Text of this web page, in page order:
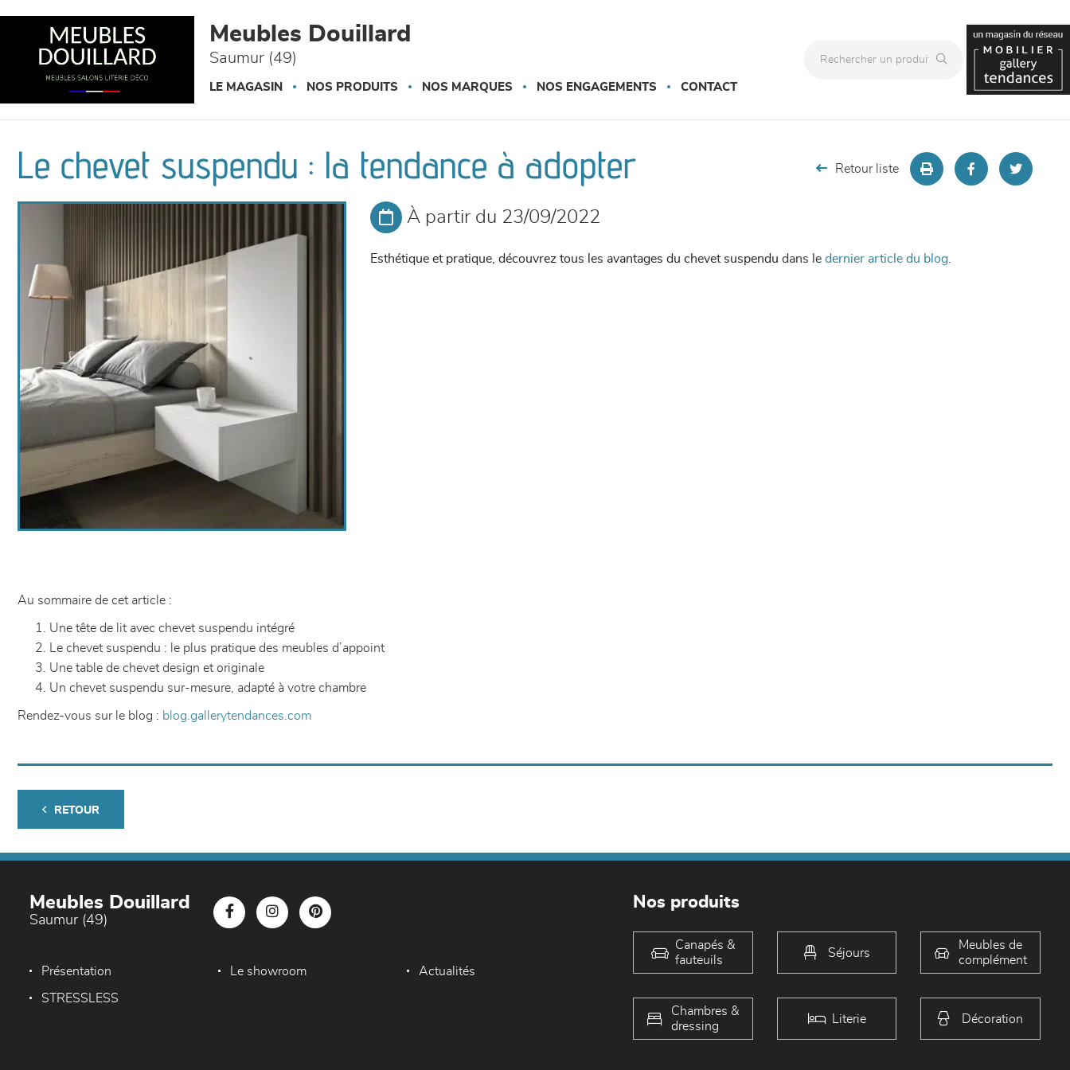
Meubles Douillard
Saumur (49)
LE MAGASIN NOS PRODUITS NOS MARQUES NOS ENGAGEMENTS CONTACT
Le chevet suspendu : la tendance à adopter Retour liste
À partir du 23/09/2022
Esthétique et pratique, découvrez tous les avantages du chevet suspendudans ledernier article du blog.
Au sommaire de cet article :
Une tête de lit avec chevet suspendu intégré
Le chevet suspendu : le plus pratique des meubles d’appoint
Une table de chevet design et originale
Un chevet suspendu sur-mesure, adapté à votre chambre
Rendez-vous sur le blog : blog.gallerytendances.com
RETOUR
Meubles Douillard
Saumur (49)
Présentation Le showroom Actualités
STRESSLESS
Nos produits
Canapés &
fauteuils
Séjours
Meubles de
complément
Chambres &
dressing
Literie Décoration